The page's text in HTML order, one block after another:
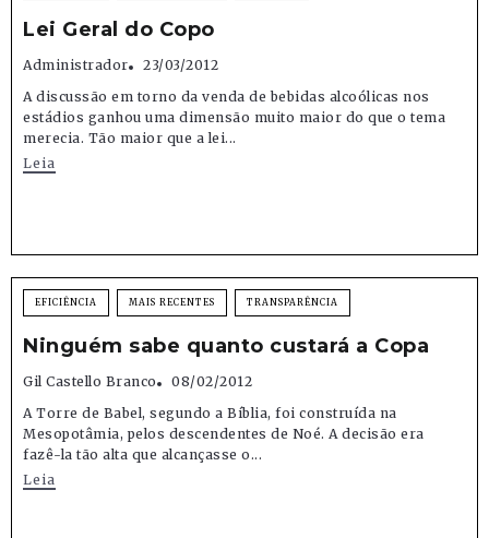
Lei Geral do Copo
Administrador
23/03/2012
A discussão em torno da venda de bebidas alcoólicas nos
estádios ganhou uma dimensão muito maior do que o tema
merecia. Tão maior que a lei...
Leia
EFICIÊNCIA MAIS RECENTES TRANSPARÊNCIA
Ninguém sabe quanto custará a Copa
Gil Castello Branco
08/02/2012
A Torre de Babel, segundo a Bíblia, foi construída na
Mesopotâmia, pelos descendentes de Noé. A decisão era
fazê-la tão alta que alcançasse o...
Leia